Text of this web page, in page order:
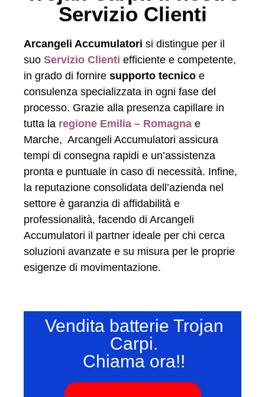
Servizio Clienti
Arcangeli Accumulatori si distingue per il
suo Servizio Clienti efficiente e competente,
in grado di fornire supporto tecnico e
consulenza specializzata in ogni fase del
processo. Grazie alla presenza capillare in
tutta la regione Emilia – Romagna e
Marche, Arcangeli Accumulatori assicura
tempi di consegna rapidi e un’assistenza
pronta e puntuale in caso di necessità. Infine,
la reputazione consolidata dell’azienda nel
settore è garanzia di affidabilità e
professionalità, facendo di Arcangeli
Accumulatori il partner ideale per chi cerca
soluzioni avanzate e su misura per le proprie
esigenze di movimentazione.
Vendita batterie Trojan
Carpi.
Chiama ora!!